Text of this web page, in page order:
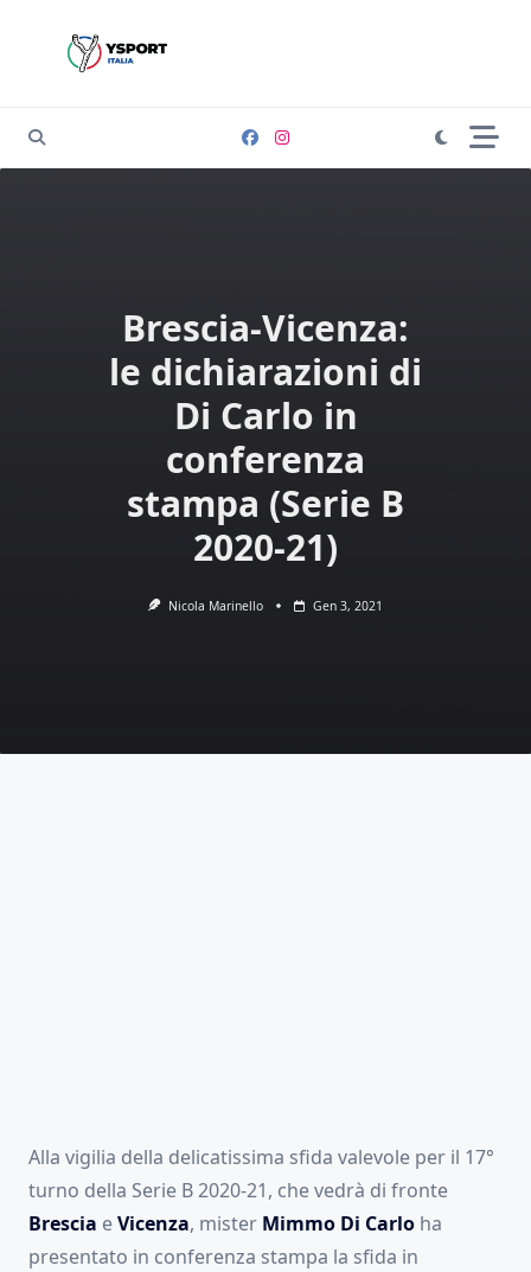
Brescia-Vicenza:
le dichiarazioni di
Di Carlo in
conferenza
stampa (Serie B
2020-21)
Nicola Marinello Gen 3, 2021
Alla vigilia della delicatissima sfida valevole per il 17°
turno della Serie B 2020-21, che vedrà di fronte
Brescia eVicenza, mister Mimmo Di Carlo ha
presentato in conferenza stampa la sfida in